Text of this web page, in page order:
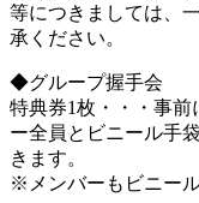
等につきましては、
承ください。
◆グループ握手会
特典券1枚・・・事
ー全員とビニール手
きます。
※メンバーもビニー